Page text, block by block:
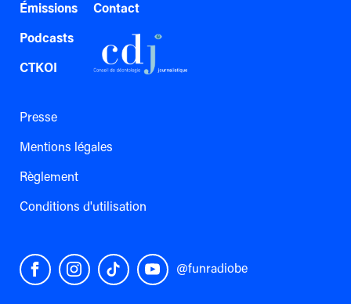
Émissions
Podcasts
CTKOI
Contact
Presse
Mentions légales
Règlement
Conditions d'utilisation
@funradiobe